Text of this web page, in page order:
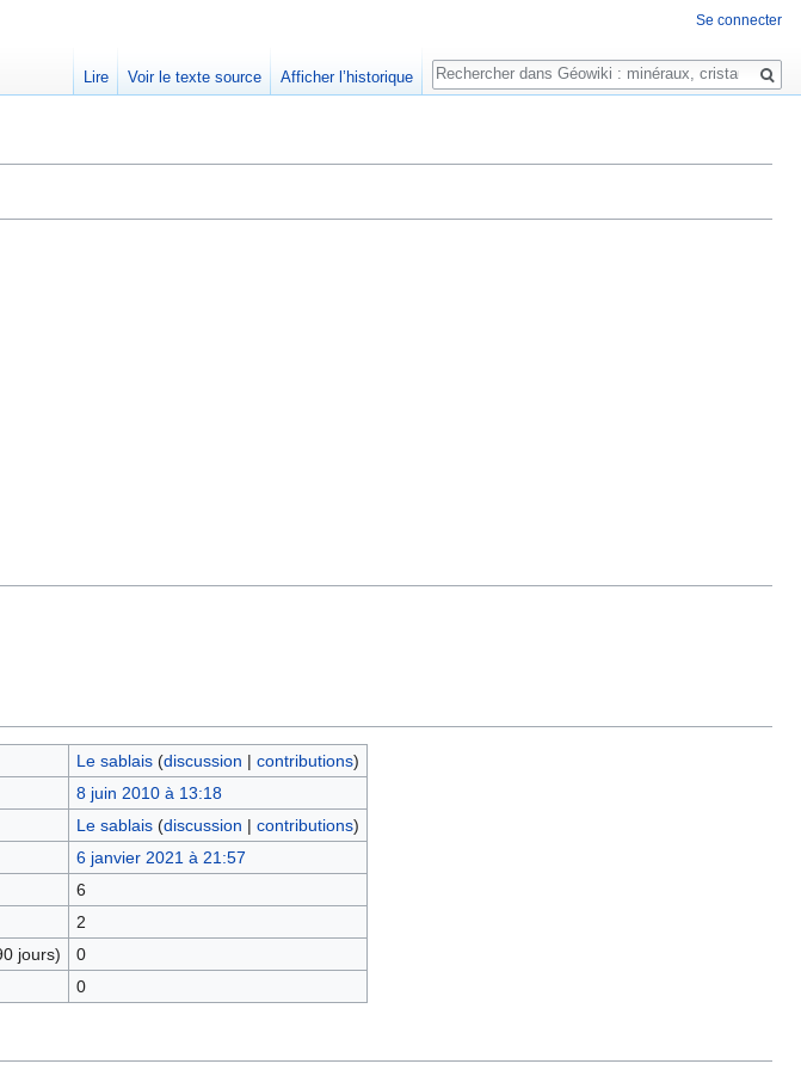
Le sablais (discussion | contributions)
8 juin 2010 à 13:18
Le sablais (discussion | contributions)
6 janvier 2021 à 21:57
6
2
jours)
0
0
Se connecter
Lire Voir le texte source Afficher l’historique
Rechercher